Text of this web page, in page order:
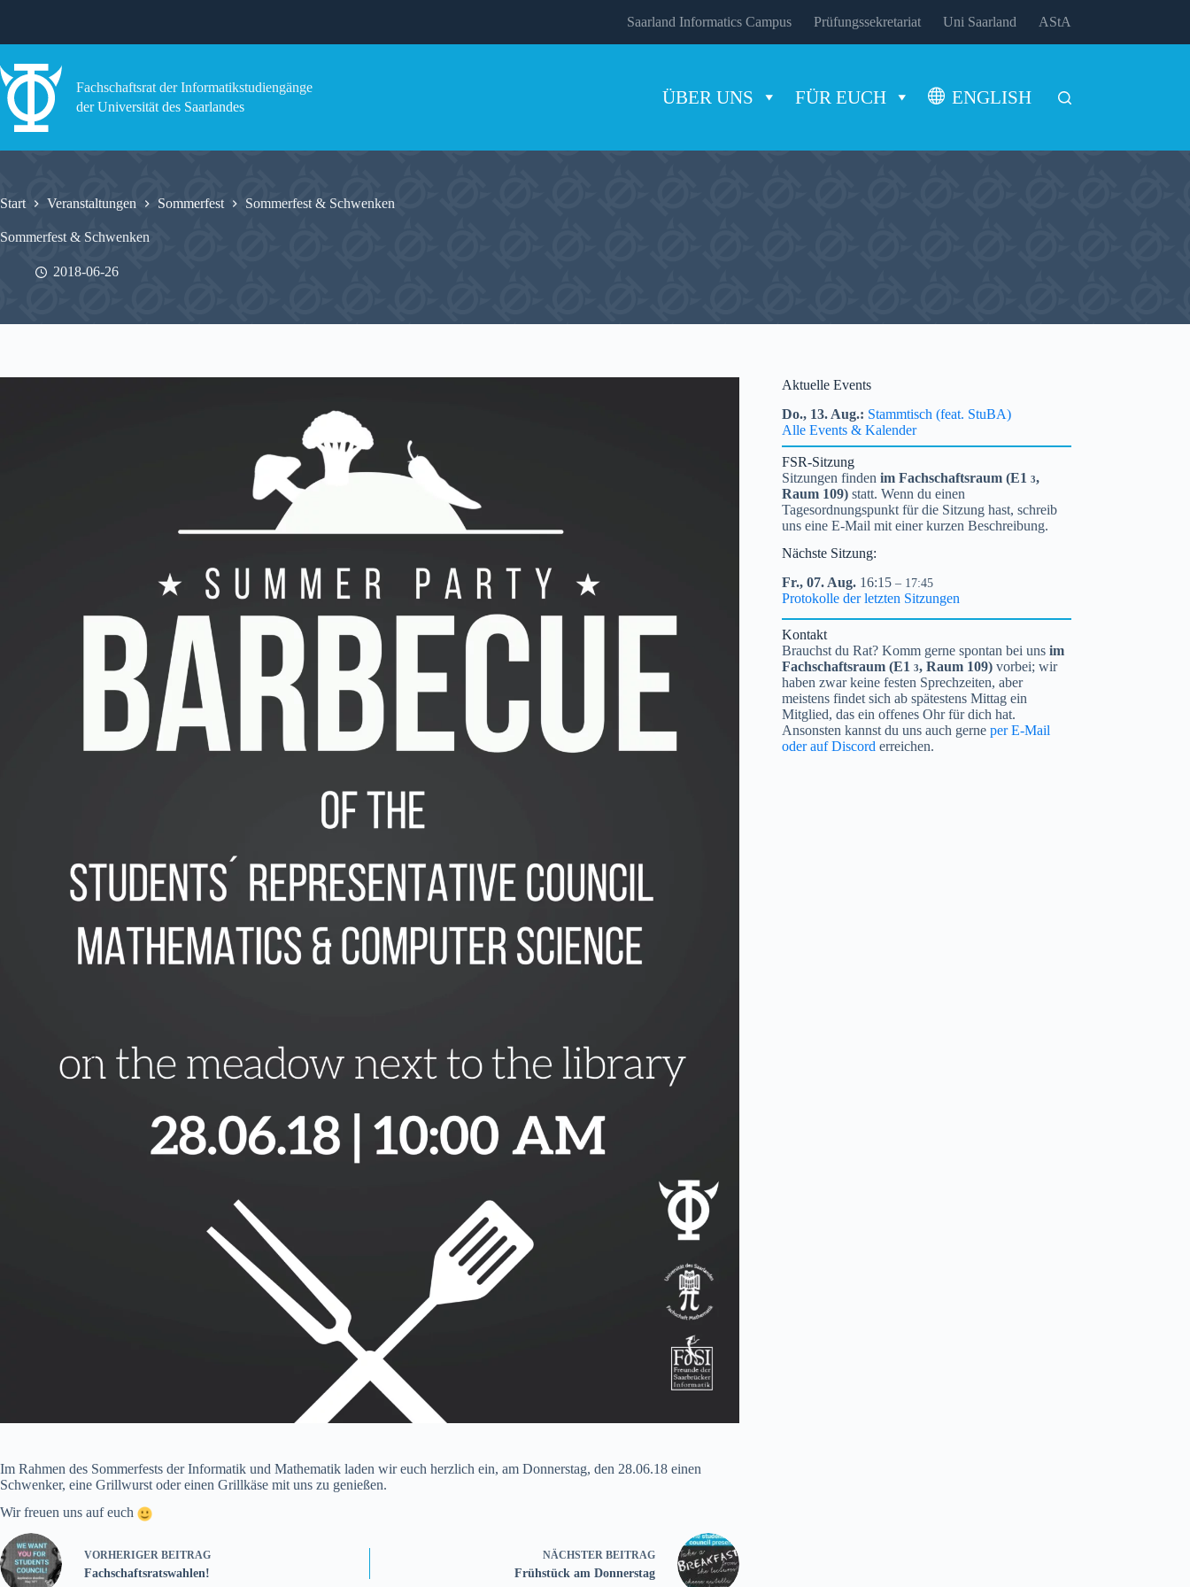
Saarland Informatics Campus Prüfungssekretariat Uni Saarland AStA
Fachschaftsrat der Informatikstudiengänge
der Universität des Saarlandes
ÜBER UNS FÜR EUCH ENGLISH
Start Veranstaltungen Sommerfest Sommerfest & Schwenken
Sommerfest & Schwenken
2018-06-26
Im Rahmen des Sommerfests der Informatik und Mathematik laden wir euch herzlich ein, am Donnerstag, den 28.06.18 einen
Schwenker, eine Grillwurst oder einen Grillkäse mit uns zu genießen.
Wir freuen uns auf euch
VORHERIGER BEITRAG
Fachschaftsratswahlen!
NÄCHSTER BEITRAG
Frühstück am Donnerstag
Aktuelle Events
Do., 13. Aug. Stammtisch (feat. StuBA)
Alle Events & Kalender
FSR-Sitzung
Sitzungen findenim Fachschaftsraum (E13,
Raum 109) statt. Wenn du einen
Tagesordnungspunkt für die Sitzung hast, schreib
uns eine E-Mail mit einer kurzen Beschreibung.
Nächste Sitzung:
Fr., 07. Aug. 16:15 – 17:45
Protokolle der letzten Sitzungen
Kontakt
Brauchst du Rat? Komm gerne spontan bei unsim
Fachschaftsraum (E13, Raum 109) vorbei; wir
haben zwar keine festen Sprechzeiten, aber
meistens findet sich ab spätestens Mittag ein
Mitglied, das ein offenes Ohr für dich hat.
Ansonsten kannst du uns auch gerneper E-Mail
oder auf Discord erreichen.